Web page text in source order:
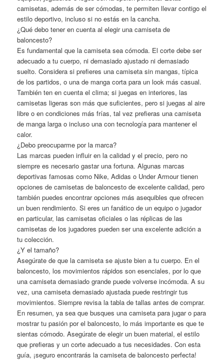
camisetas, además de ser cómodas, te permiten llevar contigo el
estilo deportivo, incluso si no estás en la cancha.
¿Qué debo tener en cuenta al elegir una camiseta de
baloncesto?
Es fundamental que la camiseta sea cómoda. El corte debe ser
adecuado a tu cuerpo, ni demasiado ajustado ni demasiado
suelto. Considera si prefieres una camiseta sin mangas, típica
de los partidos, o una de manga corta para un look más casual.
También ten en cuenta el clima; si juegas en interiores, las
camisetas ligeras son más que suficientes, pero si juegas al aire
libre o en condiciones más frías, tal vez prefieras una camiseta
de manga larga o incluso una con tecnología para mantener el
calor.
¿Debo preocuparme por la marca?
Las marcas pueden influir en la calidad y el precio, pero no
siempre es necesario gastar una fortuna. Algunas marcas
deportivas famosas como Nike, Adidas o Under Armour tienen
opciones de camisetas de baloncesto de excelente calidad, pero
también puedes encontrar opciones más asequibles que ofrecen
un buen rendimiento. Si eres un fanático de un equipo o jugador
en particular, las camisetas oficiales o las réplicas de las
camisetas de los jugadores pueden ser una excelente adición a
tu colección.
¿Y el tamaño?
Asegúrate de que la camiseta se ajuste bien a tu cuerpo. En el
baloncesto, los movimientos rápidos son esenciales, por lo que
una camiseta demasiado grande puede volverse incómoda. A su
vez, una camiseta demasiado ajustada puede restringir tus
movimientos. Siempre revisa la tabla de tallas antes de comprar.
En resumen, ya sea que busques una camiseta para jugar o para
mostrar tu pasión por el baloncesto, lo más importante es que te
sientas cómodo. Asegúrate de elegir un buen material, el estilo
que prefieras y un corte adecuado a tus necesidades. Con esta
guía, ¡seguro encontrarás la camiseta de baloncesto perfecta!